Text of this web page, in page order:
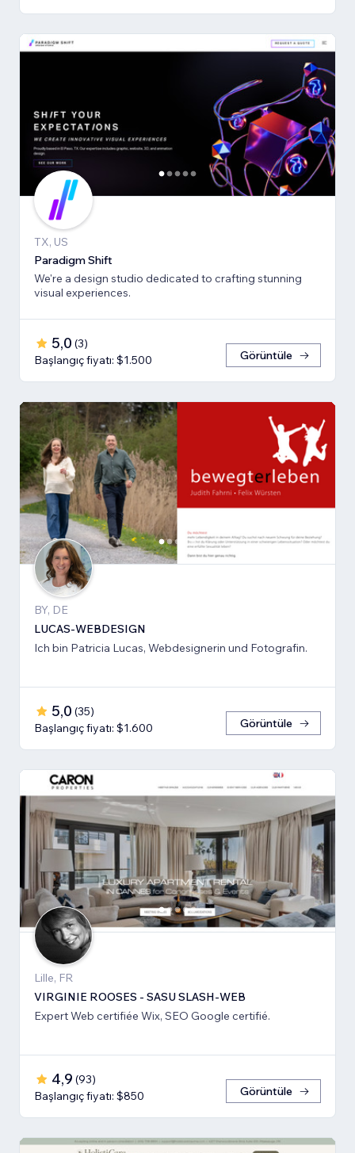
TX, US
Paradigm Shift
We're a design studio dedicated to crafting stunning
visual experiences.
5,0 (3)
Başlangıç fiyatı: $1.500
Görüntüle
BY, DE
LUCAS-WEBDESIGN
Ich bin Patricia Lucas, Webdesignerin und Fotografin.
5,0 (35)
Başlangıç fiyatı: $1.600
Görüntüle
Lille, FR
VIRGINIE ROOSES - SASU SLASH-WEB
Expert Web certifiée Wix, SEO Google certifié.
4,9 (93)
Başlangıç fiyatı: $850
Görüntüle